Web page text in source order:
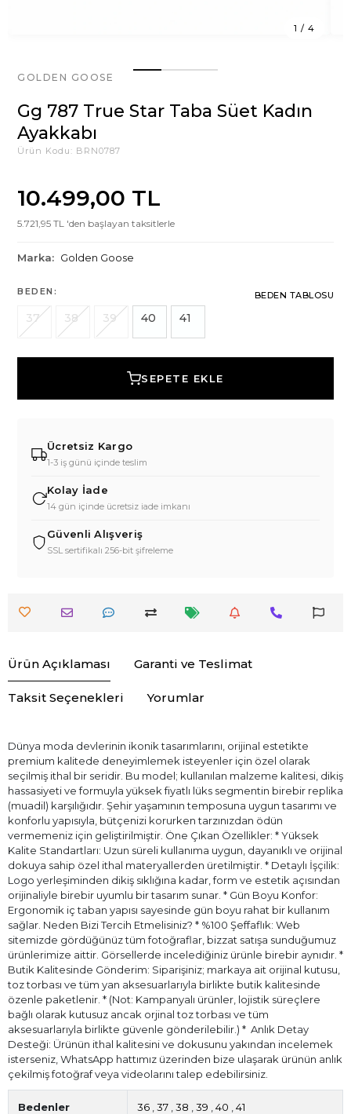
1 / 4
GOLDEN GOOSE
Gg 787 True Star Taba Süet Kadın
Ayakkabı
Ürün Kodu: BRN0787
10.499,00 TL
5.721,95 TL 'den başlayan taksitlerle
Marka: Golden Goose
BEDEN: BEDEN TABLOSU
37 38 39 40 41
SEPETE EKLE
Ücretsiz Kargo
1-3 iş günü içinde teslim
Kolay İade
14 gün içinde ücretsiz iade imkanı
Güvenli Alışveriş
SSL sertifikalı 256-bit şifreleme
Ürün Açıklaması Garanti ve Teslimat
Taksit Seçenekleri Yorumlar
Dünya moda devlerinin ikonik tasarımlarını, orijinal estetikte
premium kalitede deneyimlemek isteyenler için özel olarak
seçilmiş ithal bir seridir. Bu model; kullanılan malzeme kalitesi, dikiş
hassasiyeti ve formuyla yüksek fiyatlı lüks segmentin birebir replika
(muadil) karşılığıdır. Şehir yaşamının temposuna uygun tasarımı ve
konforlu yapısıyla, bütçenizi korurken tarzınızdan ödün
vermemeniz için geliştirilmiştir. Öne Çıkan Özellikler: * Yüksek
Kalite Standartları: Uzun süreli kullanıma uygun, dayanıklı ve orijinal
dokuya sahip özel ithal materyallerden üretilmiştir. * Detaylı İşçilik:
Logo yerleşiminden dikiş sıklığına kadar, form ve estetik açısından
orijinaliyle birebir uyumlu bir tasarım sunar. * Gün Boyu Konfor:
Ergonomik iç taban yapısı sayesinde gün boyu rahat bir kullanım
sağlar. Neden Bizi Tercih Etmelisiniz? * %100 Şeffaflık: Web
sitemizde gördüğünüz tüm fotoğraflar, bizzat satışa sunduğumuz
ürünlerimize aittir. Görsellerde incelediğiniz ürünle birebir aynıdır. *
Butik Kalitesinde Gönderim: Siparişiniz; markaya ait orijinal kutusu,
toz torbası ve tüm yan aksesuarlarıyla birlikte butik kalitesinde
özenle paketlenir. * (Not: Kampanyalı ürünler, lojistik süreçlere
bağlı olarak kutusuz ancak orjinal toz torbası ve tüm
aksesuarlarıyla birlikte güvenle gönderilebilir.) * ⁠ Anlık Detay
Desteği: Ürünün ithal kalitesini ve dokusunu yakından incelemek
isterseniz, WhatsApp hattımız üzerinden bize ulaşarak ürünün anlık
çekilmiş fotoğraf veya videolarını talep edebilirsiniz.
Bedenler 36 37 38 39 40 41